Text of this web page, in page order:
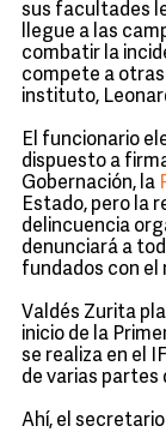
sus facultades
llegue a las
combatir la
compete a
instituto,
El funcionario
dispuesto a
Gobernación, la
Estado, pero la
delincuencia
denunciará a
fundados con
Valdés Zurita
inicio de la
se realiza en el
de varias partes
Ahí, el